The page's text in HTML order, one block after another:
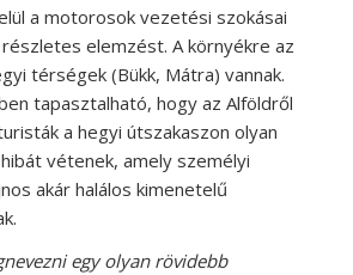
a motorosok vezetési szokásai
elemzést. A környékre az
térségek (Bükk, Mátra) vannak.
tapasztalható, hogy az Alföldről
a hegyi útszakaszon olyan
vétenek, amely személyi
akár halálos kimenetelű
egy olyan rövidebb